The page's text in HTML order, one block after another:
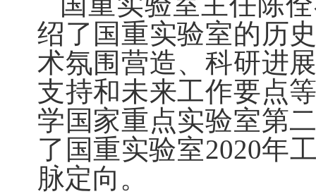
绍了国重实验室的历
术氛围营造、科研进
支持和未来工作要点
学国家重点实验室第
了国重实验室2020年
脉定向。